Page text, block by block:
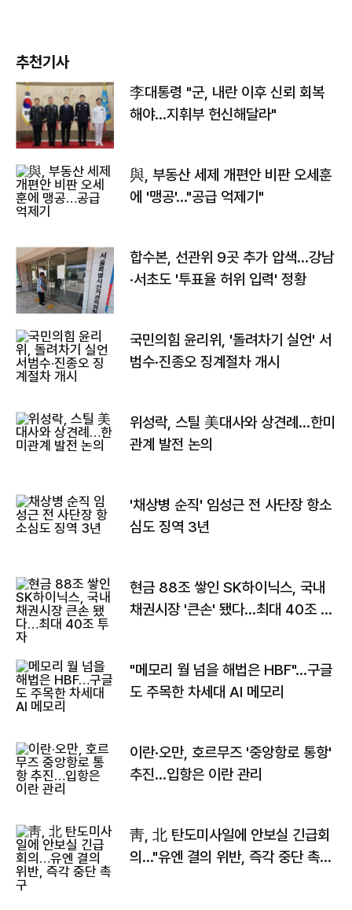
추천기사
李대통령 "군, 내란 이후 신뢰 회복
해야…지휘부 헌신해달라"
與, 부동산 세제 개편안 비판 오세훈
에 '맹공'…"공급 억제기"
합수본, 선관위 9곳 추가 압색…강남
·서초도 '투표율 허위 입력' 정황
국민의힘 윤리위, '돌려차기 실언' 서
범수·진종오 징계절차 개시
위성락, 스틸 美대사와 상견례…한미
관계 발전 논의
'채상병 순직' 임성근 전 사단장 항소
심도 징역 3년
현금 88조 쌓인 SK하이닉스, 국내
채권시장 '큰손' 됐다…최대 40조 투
"메모리 월 넘을 해법은 HBF"…구글
도 주목한 차세대 AI 메모리
이란·오만, 호르무즈 '중앙항로 통항'
추진…입항은 이란 관리
靑, 北 탄도미사일에 안보실 긴급회
의…"유엔 결의 위반, 즉각 중단 촉